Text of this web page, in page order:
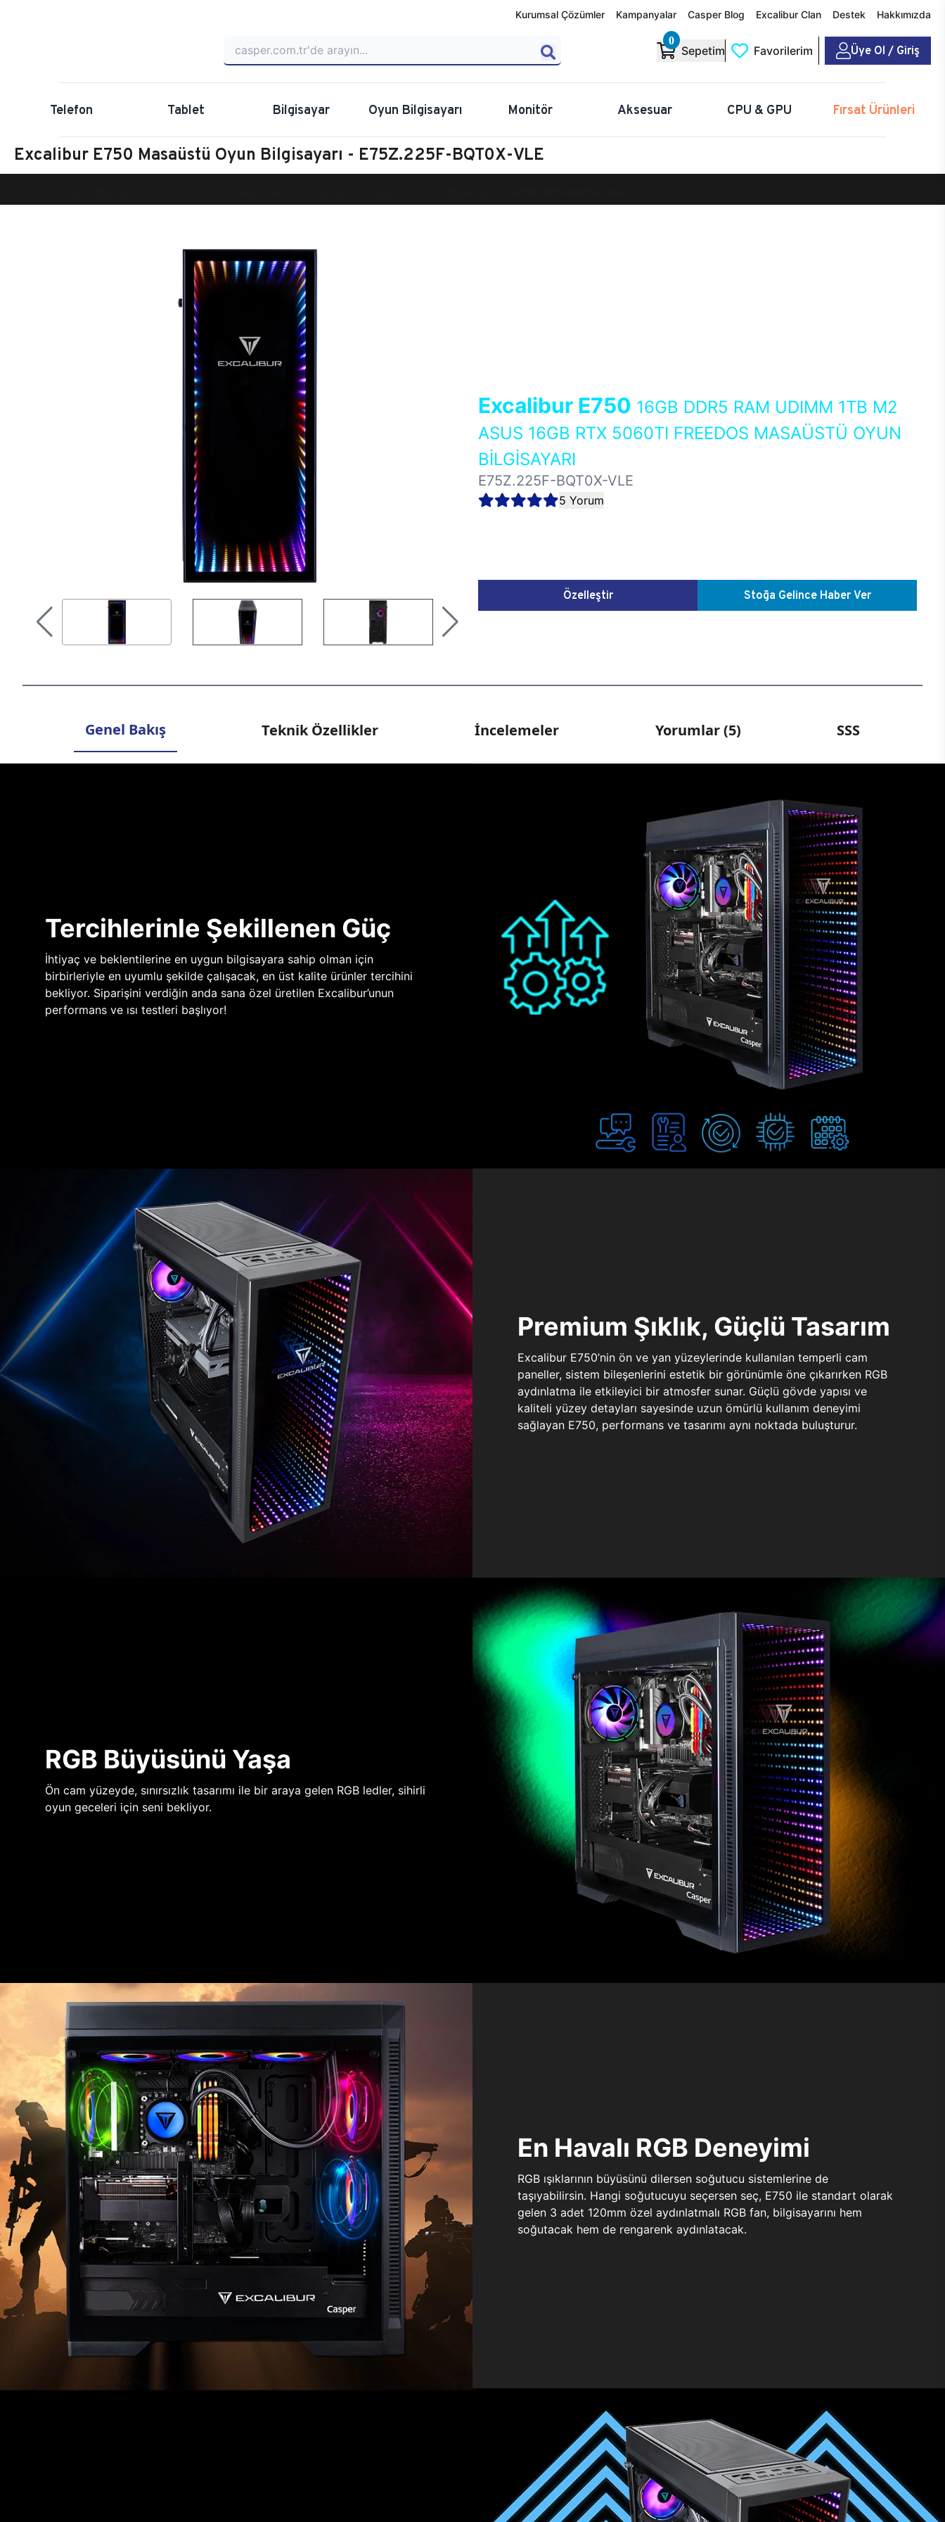
Kurumsal Çözümler Kampanyalar Casper Blog Excalibur Clan Destek Hakkımızda
0
Sepetim Favorilerim Üye Ol / Giriş
Telefon Tablet Bilgisayar Oyun Bilgisayarı Monitör Aksesuar CPU & GPU Fırsat Ürünleri
Excalibur E750 Masaüstü Oyun Bilgisayarı - E75Z.225F-BQT0X-VLE
Excalibur E750 16GB DDR5 RAM UDIMM 1TB M2
ASUS 16GB RTX 5060TI FREEDOS MASAÜSTÜ OYUN
BİLGİSAYARI
E75Z.225F-BQT0X-VLE
5 Yorum
Özelleştir Stoğa Gelince Haber Ver
Genel Bakış Teknik Özellikler İncelemeler Yorumlar (5) SSS
Tercihlerinle Şekillenen Güç
İhtiyaç ve beklentilerine en uygun bilgisayara sahip olman için
birbirleriyle en uyumlu şekilde çalışacak, en üst kalite ürünler tercihini
bekliyor. Siparişini verdiğin anda sana özel üretilen Excalibur’unun
performans ve ısı testleri başlıyor!
Premium Şıklık, Güçlü Tasarım
Excalibur E750’nin ön ve yan yüzeylerinde kullanılan temperli cam
paneller, sistem bileşenlerini estetik bir görünümle öne çıkarırken RGB
aydınlatma ile etkileyici bir atmosfer sunar. Güçlü gövde yapısı ve
kaliteli yüzey detayları sayesinde uzun ömürlü kullanım deneyimi
sağlayan E750, performans ve tasarımı aynı noktada buluşturur.
RGB Büyüsünü Yaşa
Ön cam yüzeyde, sınırsızlık tasarımı ile bir araya gelen RGB ledler, sihirli
oyun geceleri için seni bekliyor.
En Havalı RGB Deneyimi
RGB ışıklarının büyüsünü dilersen soğutucu sistemlerine de
taşıyabilirsin. Hangi soğutucuyu seçersen seç, E750 ile standart olarak
gelen 3 adet 120mm özel aydınlatmalı RGB fan, bilgisayarını hem
soğutacak hem de rengarenk aydınlatacak.